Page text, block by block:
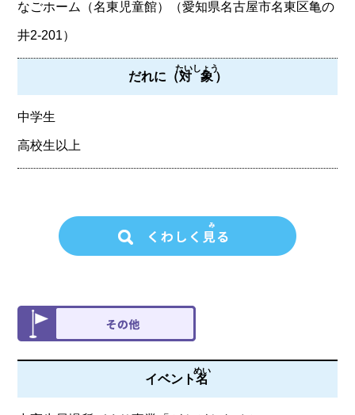
なごホーム（名東児童館）（愛知県名古屋市名東区亀の
井2-201）
だれに（対象
たいしょう
）
中学生
高校生以上
イベント名
めい